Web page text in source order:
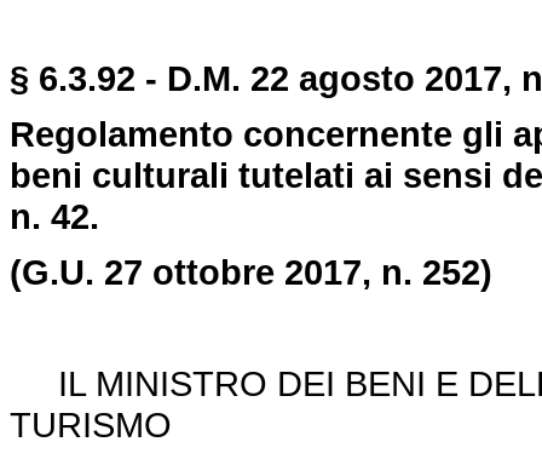
§ 6.3.92 - D.M. 22 agosto 2017,
Regolamento concernente gli
beni culturali tutelati ai sensi
n. 42.
(G.U. 27 ottobre 2017, n. 252)
IL MINISTRO DEI BENI E
TURISMO